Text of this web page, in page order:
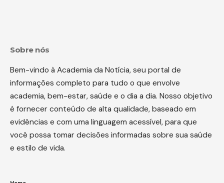
Sobre nós
Bem-vindo à Academia da Notícia, seu portal de
informações completo para tudo o que envolve
academia, bem-estar, saúde e o dia a dia. Nosso objetivo
é fornecer conteúdo de alta qualidade, baseado em
evidências e com uma linguagem acessível, para que
você possa tomar decisões informadas sobre sua saúde
e estilo de vida.